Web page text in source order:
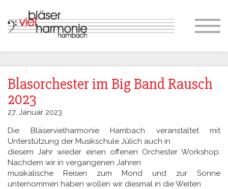
Organisation – Ansprechpartner
Philosophie
Dirigentin
Vorstand
Ansprechpartner
Proben
Jugend- & Bildungsarbeit
Konzerte
Marsch- & Umzugsmusik
Gesellschaftl. Engagement
Blasorchester im Big Band Rausch
2023
27. Januar 2023
Die Bläservielharmonie Hambach veranstaltet mit
Unterstützung der Musikschule Jülich auch in
diesem Jahr wieder einen offenen Orchester Workshop.
Nachdem wir in vergangenen Jahren
musikalische Reisen zum Mond und zur Sonne
unternommen haben wollen wir diesmal in die Weiten